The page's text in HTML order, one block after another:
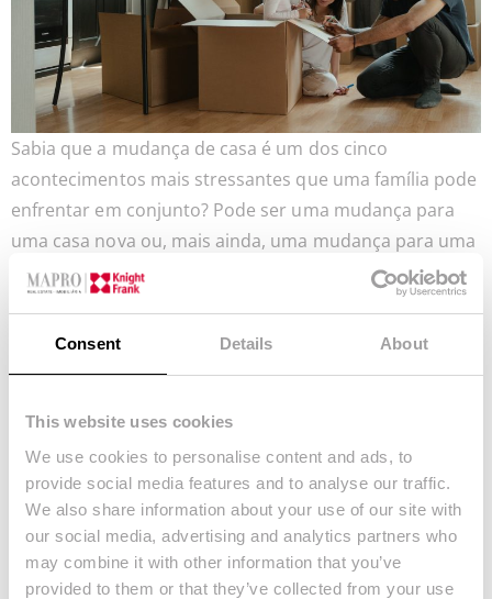
Consent Details About
This website uses cookies
We use cookies to personalise content and ads, to
provide social media features and to analyse our traffic.
We also share information about your use of our site with
our social media, advertising and analytics partners who
may combine it with other information that you’ve
provided to them or that they’ve collected from your use
Sabia que a mudança de casa é um dos cinco
acontecimentos mais stressantes que uma família pode
enfrentar em conjunto? Pode ser uma mudança para
uma casa nova ou, mais ainda, uma mudança para uma
casa nova num país novo. Lidar com a pressão e a
ansiedade não é uma tarefa fácil, mas com algumas […]
Fique Ligado